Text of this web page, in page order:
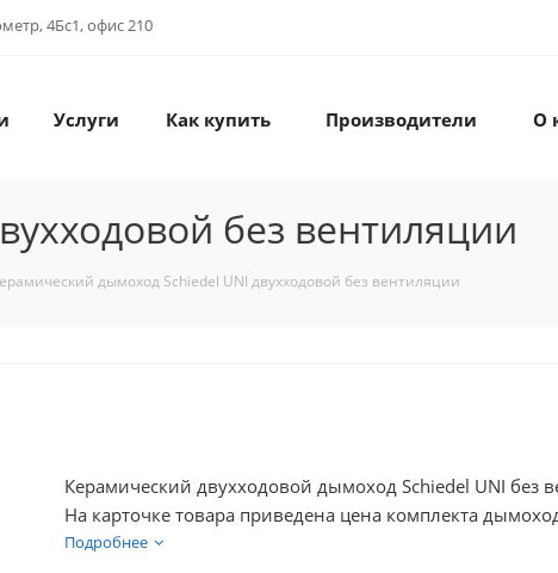
4Бс1, офис 210
Услуги Как купить Производители О
без вентиляции
дымоход Schiedel UNI двухходовой без вентиляции
Керамический двухходовой дымоход Schiedel UNI без
На карточке товара приведена цена комплекта
керамики с двумя дымоходными каналами без
Подробнее